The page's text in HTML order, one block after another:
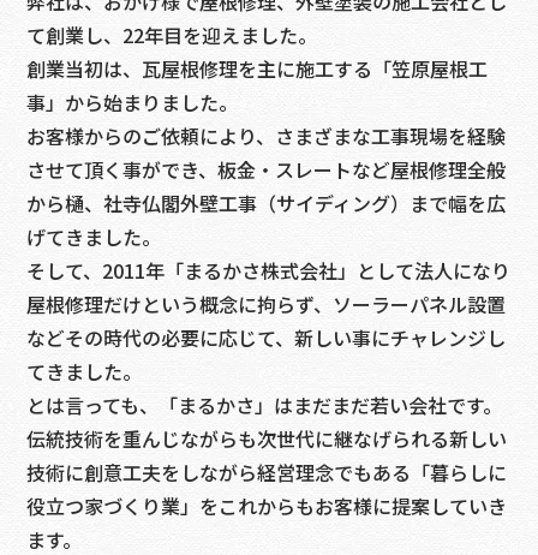
て創業し、22年目を迎えました。
創業当初は、瓦屋根修理を主に施工する「笠原屋根工
事」から始まりました。
お客様からのご依頼により、さまざまな工事現場を経験
させて頂く事ができ、板金・スレートなど屋根修理全般
から樋、社寺仏閣外壁工事（サイディング）まで幅を広
げてきました。
そして、2011年「まるかさ株式会社」として法人になり
屋根修理だけという概念に拘らず、ソーラーパネル設置
などその時代の必要に応じて、新しい事にチャレンジし
てきました。
とは言っても、「まるかさ」はまだまだ若い会社です。
伝統技術を重んじながらも次世代に継なげられる新しい
技術に創意工夫をしながら経営理念でもある「暮らしに
役立つ家づくり業」をこれからもお客様に提案していき
ます。